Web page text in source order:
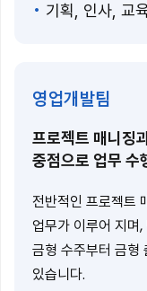
기획, 인사, 교
영업개발팀
프로젝트 매니징
중점으로 업무 수
전반적인 프로젝트
업무가 이루어 지며
금형 수주부터 금형
있습니다.